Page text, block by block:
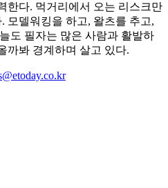
한다. 먹거리에서 오는 리스크만
모델워킹을 하고, 왈츠를 추고,
도 필자는 많은 사람과 활발하
까봐 경계하며 살고 있다.